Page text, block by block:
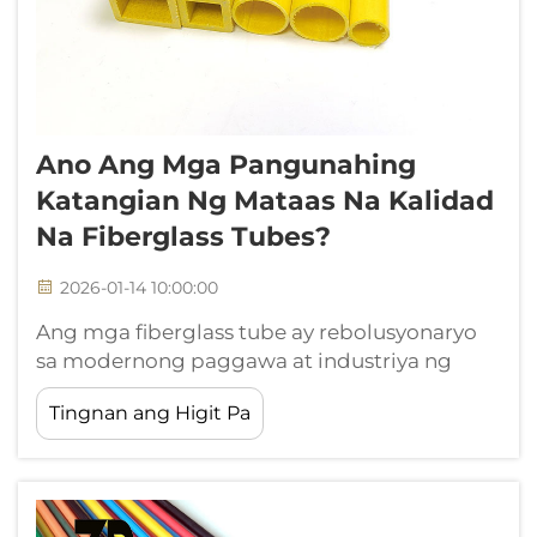
Ano Ang Mga Pangunahing
Katangian Ng Mataas Na Kalidad
Na Fiberglass Tubes?
2026-01-14 10:00:00
Ang mga fiberglass tube ay rebolusyonaryo
sa modernong paggawa at industriya ng
konstruksyon dahil sa kanilang kahanga-
hangang kombinasyon ng lakas, tibay, at
kakayahang magamit sa maraming paraan.
nag-aalok ng mahusay na mga katangian ng
Tingnan ang Higit Pa